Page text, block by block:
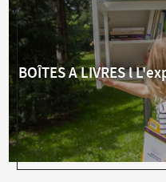
BOÎTES A LIVRES l